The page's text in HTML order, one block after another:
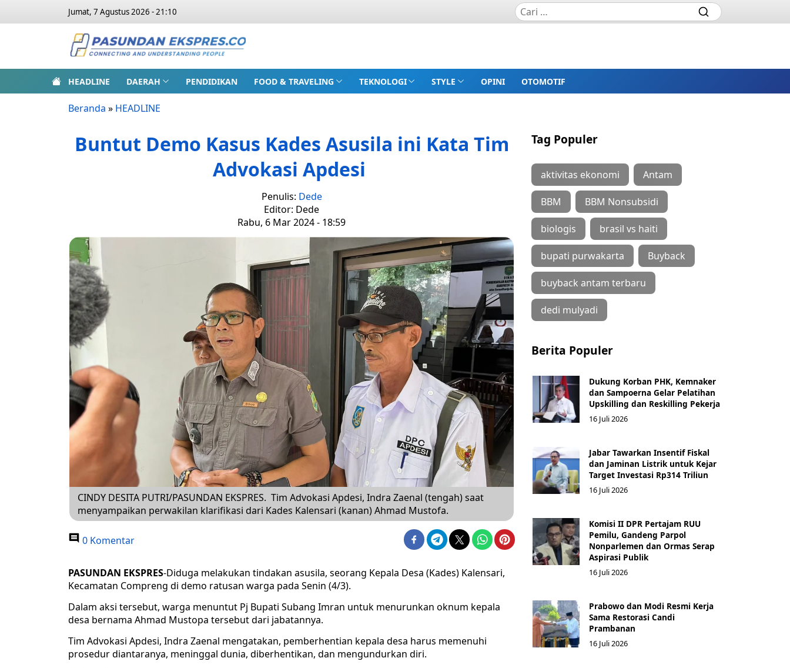
Jumat, 7 Agustus 2026 - 21:10
HEADLINE DAERAH PENDIDIKAN FOOD & TRAVELING TEKNOLOGI STYLE OPINI OTOMOTIF
Beranda » HEADLINE
Buntut Demo Kasus Kades Asusila ini Kata Tim
Advokasi Apdesi
Penulis: Dede
Editor: Dede
Rabu, 6 Mar 2024 - 18:59
CINDY DESITA PUTRI/PASUNDAN EKSPRES. Tim Advokasi Apdesi, Indra Zaenal (tengah) saat
menyampaikan perwakilan klarifikasi dari Kades Kalensari (kanan) Ahmad Mustofa.
0 Komentar
PASUNDAN EKSPRES-Diduga melakukan tindakan asusila, seorang Kepala Desa (Kades) Kalensari,
Kecamatan Compreng di demo ratusan warga pada Senin (4/3).
Dalam aksi tersebut, warga menuntut Pj Bupati Subang Imran untuk menurunkan oknum kepala
desa bernama Ahmad Mustopa tersebut dari jabatannya.
Tim Advokasi Apdesi, Indra Zaenal mengatakan, pemberhentian kepala desa harus memenuhi
prosedur diantaranya, meninggal dunia, diberhentikan, dan mengundurkan diri.
Tag Populer
aktivitas ekonomi Antam
BBM BBM Nonsubsidi
biologis brasil vs haiti
bupati purwakarta Buyback
buyback antam terbaru
dedi mulyadi
Berita Populer
Dukung Korban PHK, Kemnaker
dan Sampoerna Gelar Pelatihan
Upskilling dan Reskilling Pekerja
16 Juli 2026
Jabar Tawarkan Insentif Fiskal
dan Jaminan Listrik untuk Kejar
Target Investasi Rp314 Triliun
16 Juli 2026
Komisi II DPR Pertajam RUU
Pemilu, Gandeng Parpol
Nonparlemen dan Ormas Serap
Aspirasi Publik
16 Juli 2026
Prabowo dan Modi Resmi Kerja
Sama Restorasi Candi
Prambanan
16 Juli 2026